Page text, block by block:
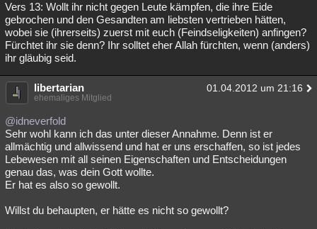
Vers 13: Wollt ihr nicht gegen Leute kämpfen, die ihre Eide
gebrochen und den Gesandten am liebsten vertrieben hätten,
wobei sie (ihrerseits) zuerst mit euch (Feindseligkeiten) anfingen?
Fürchtet ihr sie denn? Ihr solltet eher Allah fürchten, wenn (anders)
ihr gläubig seid.
libertarian 01.04.2012 um 21:16
ehemaliges Mitglied
@idneverfold
Sehr wohl kann ich das unter dieser Annahme. Denn ist er
allmächtig und allwissend und hat er uns erschaffen, so ist jedes
Lebewesen mit all seinen Eigenschaften und Entscheidungen
genau das, was dein Gott wollte.
Er hat es also so gewollt.
Willst du behaupten, er hätte es nicht so gewollt?